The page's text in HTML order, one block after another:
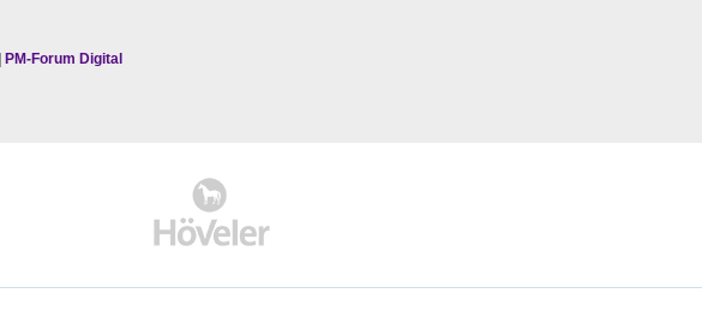
PM-Forum Digital